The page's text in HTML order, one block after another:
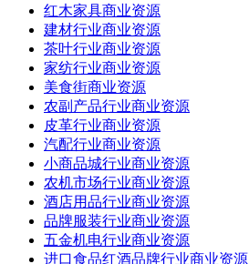
红木家具商业资源
建材行业商业资源
茶叶行业商业资源
家纺行业商业资源
美食街商业资源
农副产品行业商业资源
皮革行业商业资源
汽配行业商业资源
小商品城行业商业资源
农机市场行业商业资源
酒店用品行业商业资源
品牌服装行业商业资源
五金机电行业商业资源
进口食品红酒品牌行业商业资源